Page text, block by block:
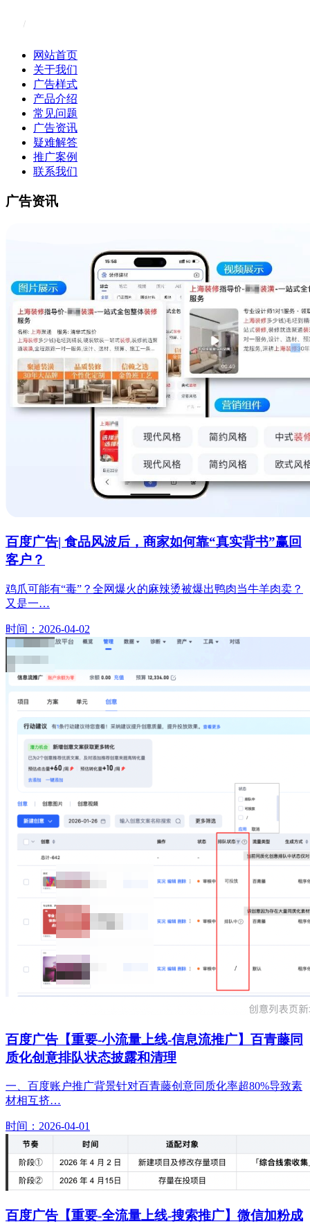
网站首页
关于我们
广告样式
产品介绍
常见问题
广告资讯
疑难解答
推广案例
联系我们
广告资讯
百度广告| 食品风波后，商家如何靠“真实背书”赢回
客户？
鸡爪可能有“毒”？全网爆火的麻辣烫被爆出鸭肉当牛羊肉卖？
又是一…
时间：2026-04-02
百度广告【重要-小流量上线-信息流推广】百青藤同
质化创意排队状态披露和清理
一、百度账户推广背景针对百青藤创意同质化率超80%导致素
材相互挤…
时间：2026-04-01
百度广告【重要-全流量上线-搜索推广】微信加粉成